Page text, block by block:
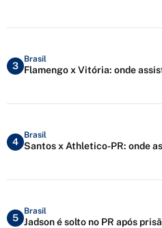
3
Brasil
Flamengo x Vitória: onde
4
Brasil
Santos x Athletico-PR: onde
5
Brasil
Jadson é solto no PR após